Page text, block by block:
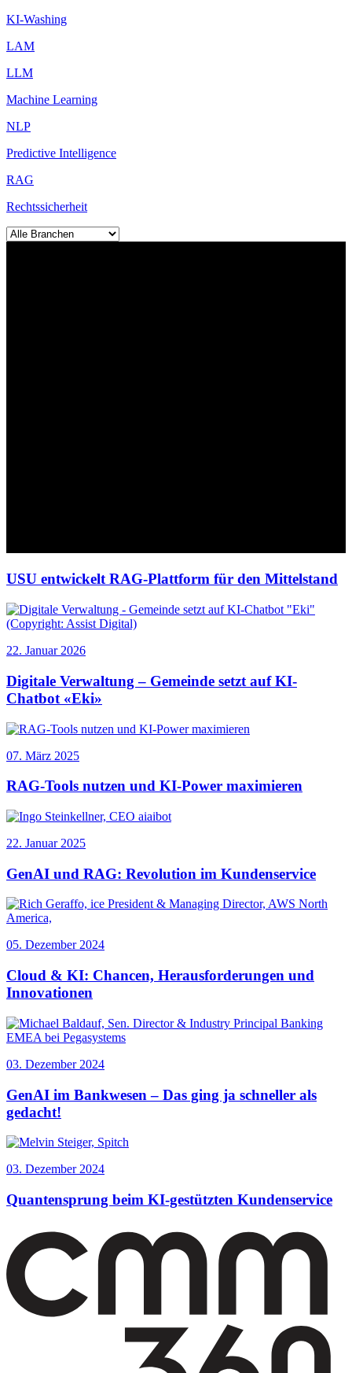
KI-Washing
LAM
LLM
Machine Learning
NLP
Predictive Intelligence
RAG
Rechtssicherheit
USU entwickelt RAG-Plattform für den Mittelstand
22. Januar 2026
Digitale Verwaltung – Gemeinde setzt auf KI-
Chatbot «Eki»
07. März 2025
RAG-Tools nutzen und KI-Power maximieren
22. Januar 2025
GenAI und RAG: Revolution im Kundenservice
05. Dezember 2024
Cloud & KI: Chancen, Herausforderungen und
Innovationen
03. Dezember 2024
GenAI im Bankwesen – Das ging ja schneller als
gedacht!
03. Dezember 2024
Quantensprung beim KI-gestützten Kundenservice